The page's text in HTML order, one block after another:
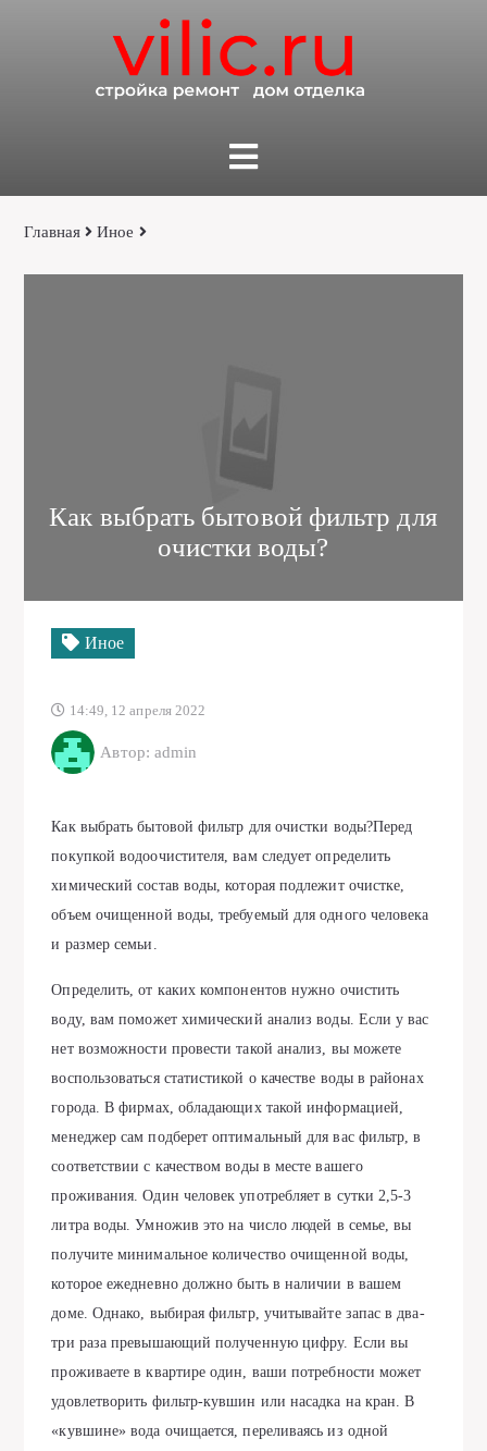
Главная Иное
Как выбрать бытовой фильтр для
очистки воды?
Иное
14:49, 12 апреля 2022
Автор: admin
Как выбрать бытовой фильтр для очистки воды?Перед
покупкой водоочистителя, вам следует определить
химический состав воды, которая подлежит очистке,
объем очищенной воды, требуемый для одного человека
и размер семьи.
Определить, от каких компонентов нужно очистить
воду, вам поможет химический анализ воды. Если у вас
нет возможности провести такой анализ, вы можете
воспользоваться статистикой о качестве воды в районах
города. В фирмах, обладающих такой информацией,
менеджер сам подберет оптимальный для вас фильтр, в
соответствии с качеством воды в месте вашего
проживания. Один человек употребляет в сутки 2,5-3
литра воды. Умножив это на число людей в семье, вы
получите минимальное количество очищенной воды,
которое ежедневно должно быть в наличии в вашем
доме. Однако, выбирая фильтр, учитывайте запас в два-
три раза превышающий полученную цифру. Если вы
проживаете в квартире один, ваши потребности может
удовлетворить фильтр-кувшин или насадка на кран. В
«кувшине» вода очищается, переливаясь из одной